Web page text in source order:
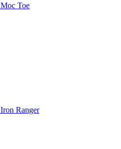
Moc Toe
Iron Ranger